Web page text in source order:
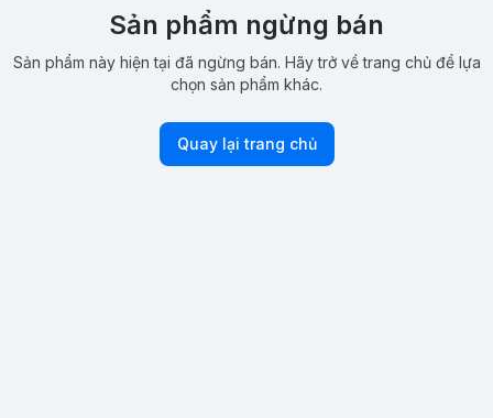
Sản phẩm ngừng bán
Sản phẩm này hiện tại đã ngừng bán. Hãy trở về trang chủ để lựa
chọn sản phẩm khác.
Quay lại trang chủ